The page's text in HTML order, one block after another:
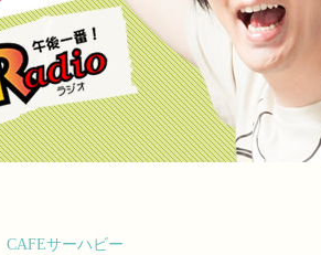
CAFEサーハビー